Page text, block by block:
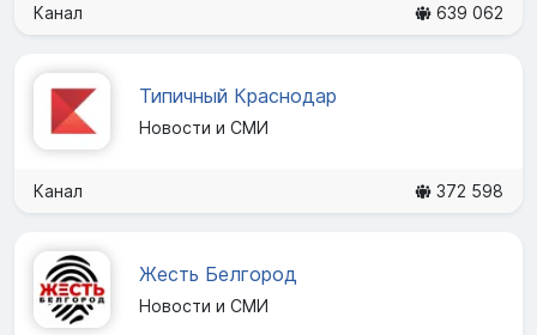
Канал 639 062
Типичный Краснодар
Новости и СМИ
Канал 372 598
Жесть Белгород
Новости и СМИ